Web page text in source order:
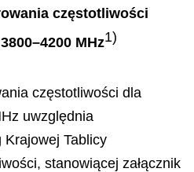
częstotliwości
MHz1)
częstotliwości dla
uwzględnia
Krajowej Tablicy
stanowiącej załącznik